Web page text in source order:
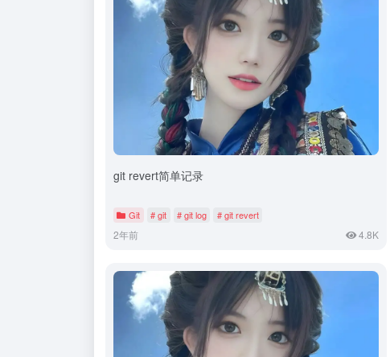
git revert简单记录
Git # git # git log # git revert
2年前 4.8K